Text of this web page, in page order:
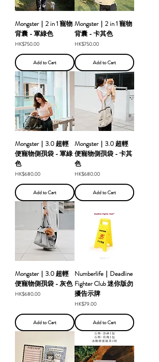
Mongster｜2 in 1 寵物
背囊 - 軍綠色
Price
HK$750.00
Add to Cart
Mongster｜2 in 1 寵物
背囊 - 卡其色
Price
HK$750.00
Add to Cart
Mongster｜3.0 超輕
便寵物側孭袋 - 軍綠
色
Price
HK$680.00
Add to Cart
Mongster｜3.0 超輕
便寵物側孭袋 - 卡其
色
Price
HK$680.00
Add to Cart
Mongster｜3.0 超輕
便寵物側孭袋 - 灰色
Price
HK$680.00
Add to Cart
Numberlife｜Deadline
Fighter Club 迷你版勿
擾告示牌
Price
HK$79.00
Add to Cart